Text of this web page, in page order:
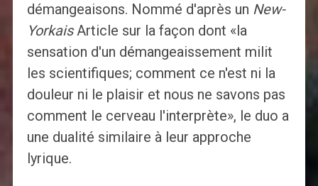
démangeaisons. Nommé d'après un New-
YorkaisArticle sur la façon dont «la
sensation d'un démangeaissement milit
les scientifiques; comment ce n'est ni la
douleur ni le plaisir et nous ne savons pas
comment le cerveau l'interprète», le duo a
une dualité similaire à leur approche
lyrique.